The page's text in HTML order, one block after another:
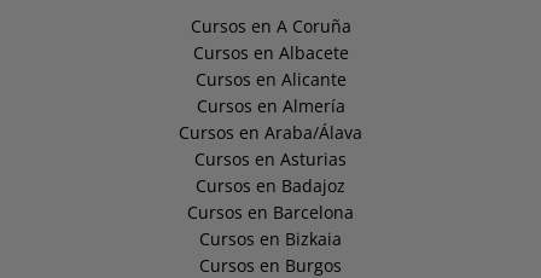
Cursos en A Coruña
Cursos en Albacete
Cursos en Alicante
Cursos en Almería
Cursos en Araba/Álava
Cursos en Asturias
Cursos en Badajoz
Cursos en Barcelona
Cursos en Bizkaia
Cursos en Burgos